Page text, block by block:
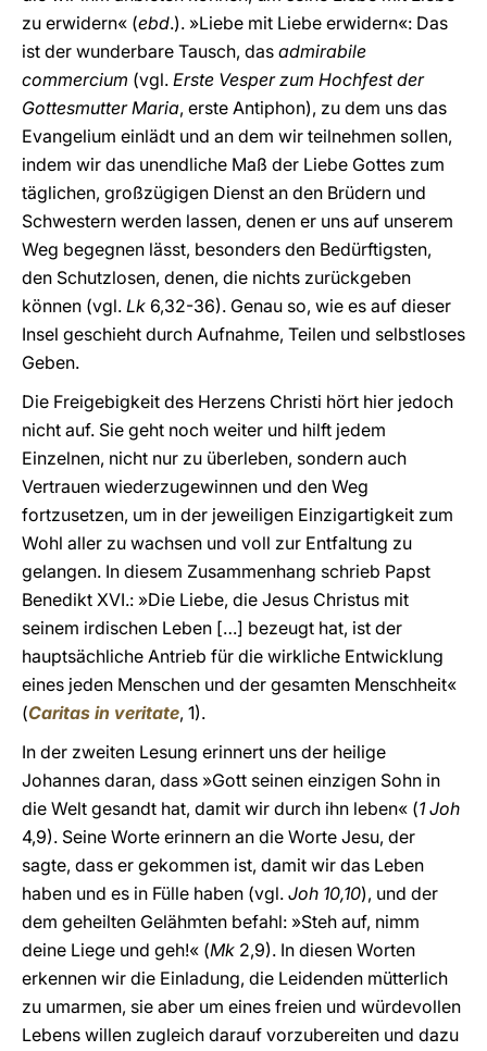
zu erwidern« (ebd.). »Liebe mit Liebe erwidern«: Das
ist der wunderbare Tausch, das admirabile
commercium (vgl. Erste Vesper zum Hochfest der
Gottesmutter Maria, erste Antiphon), zu dem uns das
Evangelium einlädt und an dem wir teilnehmen sollen,
indem wir das unendliche Maß der Liebe Gottes zum
täglichen, großzügigen Dienst an den Brüdern und
Schwestern werden lassen, denen er uns auf unserem
Weg begegnen lässt, besonders den Bedürftigsten,
den Schutzlosen, denen, die nichts zurückgeben
können (vgl. Lk 6,32-36). Genau so, wie es auf dieser
Insel geschieht durch Aufnahme, Teilen und selbstloses
Geben.
Die Freigebigkeit des Herzens Christi hört hier jedoch
nicht auf. Sie geht noch weiter und hilft jedem
Einzelnen, nicht nur zu überleben, sondern auch
Vertrauen wiederzugewinnen und den Weg
fortzusetzen, um in der jeweiligen Einzigartigkeit zum
Wohl aller zu wachsen und voll zur Entfaltung zu
gelangen. In diesem Zusammenhang schrieb Papst
Benedikt XVI.: »Die Liebe, die Jesus Christus mit
seinem irdischen Leben […] bezeugt hat, ist der
hauptsächliche Antrieb für die wirkliche Entwicklung
eines jeden Menschen und der gesamten Menschheit«
(Caritas in veritate, 1).
In der zweiten Lesung erinnert uns der heilige
Johannes daran, dass »Gott seinen einzigen Sohn in
die Welt gesandt hat, damit wir durch ihn leben« (1 Joh
4,9). Seine Worte erinnern an die Worte Jesu, der
sagte, dass er gekommen ist, damit wir das Leben
haben und es in Fülle haben (vgl. Joh 10,10), und der
dem geheilten Gelähmten befahl: »Steh auf, nimm
deine Liege und geh!« (Mk 2,9). In diesen Worten
erkennen wir die Einladung, die Leidenden mütterlich
zu umarmen, sie aber um eines freien und würdevollen
Lebens willen zugleich darauf vorzubereiten und dazu